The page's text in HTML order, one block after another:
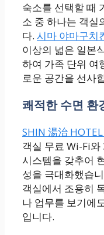
숙소를 선택할 때
소 중 하나는 객실
다. 시마 야마구치
이상의 넓은 일본
하여 가족 단위 여
로운 공간을 선사
쾌적한 수면 환
SHIN 湯治
객실 무료 Wi-Fi와
시스템을 갖추어
성을 극대화했습
객실에서 조용히
나 업무를 보기에
입니다.